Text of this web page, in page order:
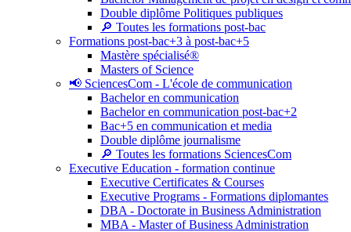
Double diplôme Politiques publiques
🔎 Toutes les formations post-bac
Formations post-bac+3 à post-bac+5
Mastère spécialisé®
Masters of Science
📢 SciencesCom - L'école de communication
Bachelor en communication
Bachelor en communication post-bac+2
Bac+5 en communication et media
Double diplôme journalisme
🔎 Toutes les formations SciencesCom
Executive Education - formation continue
Executive Certificates & Courses
Executive Programs - Formations diplomantes
DBA - Doctorate in Business Administration
MBA - Master of Business Administration